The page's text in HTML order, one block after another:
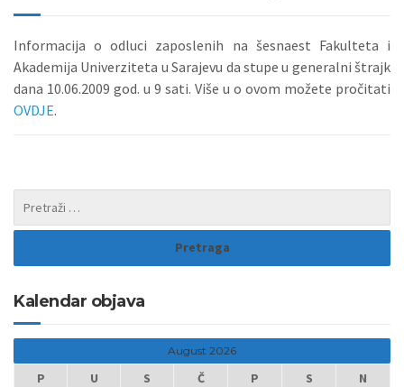
Informacija o odluci zaposlenih na šesnaest Fakulteta i
Akademija Univerziteta u Sarajevu da stupe u generalni štrajk
dana 10.06.2009 god. u 9 sati. Više u o ovom možete pročitati
OVDJE.
Kalendar objava
August 2026
P U S Č P S
N